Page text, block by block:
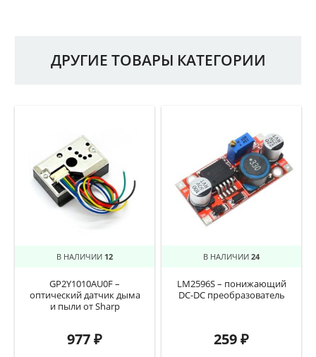
ДРУГИЕ ТОВАРЫ КАТЕГОРИИ
В НАЛИЧИИ 12
GP2Y1010AU0F –
оптический датчик дыма
и пыли от Sharp
977₽
В НАЛИЧИИ 24
LM2596S – понижающий
DC-DC преобразователь
259₽